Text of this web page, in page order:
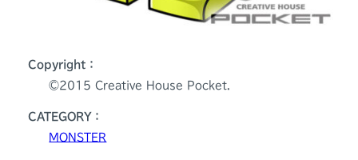
Copyright：
©️2015 Creative House Pocket.
CATEGORY：
MONSTER